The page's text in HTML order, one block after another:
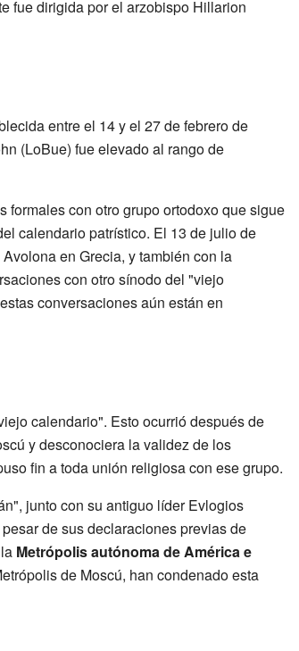
fue dirigida por el arzobispo Hillarion
entre el 14 y el 27 de febrero de
(LoBue) fue elevado al rango de
con otro grupo ortodoxo que sigue
calendario patrístico. El 13 de julio de
en Grecia, y también con la
con otro sínodo del "viejo
conversaciones aún están en
calendario". Esto ocurrió después de
y desconociera la validez de los
fin a toda unión religiosa con ese grupo.
junto con su antiguo líder Evlogios
de sus declaraciones previas de
Metrópolis autónoma de América e
de Moscú, han condenado esta